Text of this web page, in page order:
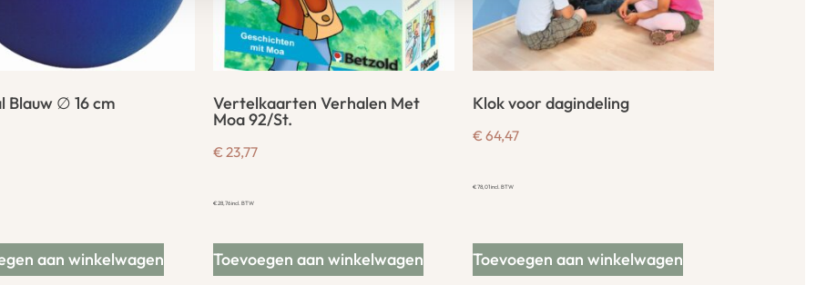
Blauw ∅ 16 cm
aan winkelwagen
Vertelkaarten Verhalen Met
Moa 92/St.
€ 23,77
€28,76incl. BTW
Toevoegen aan winkelwagen
Klok voor dagindeling
€ 64,47
€78,01incl. BTW
Toevoegen aan winkelwagen